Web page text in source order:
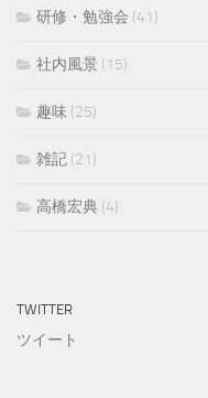
研修・勉強会 (41)
社内風景 (15)
趣味 (25)
雑記 (21)
高橋宏典 (4)
TWITTER
ツイート